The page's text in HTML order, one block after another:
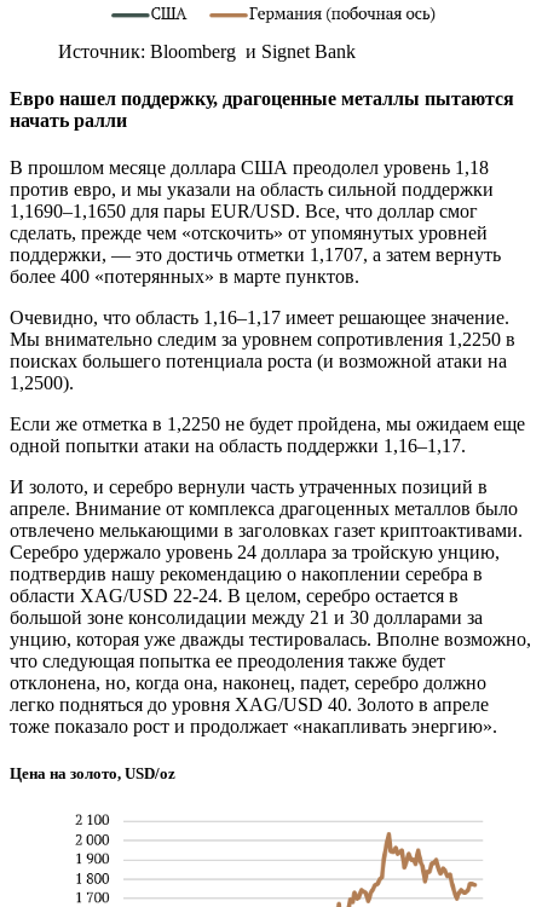
Источник: Bloomberg и Signet Bank
Евро нашел поддержку, драгоценные металлы пытаются
начать ралли
В прошлом месяце доллара США преодолел уровень 1,18
против евро, и мы указали на область сильной поддержки
1,1690–1,1650 для пары EUR/USD. Все, что доллар смог
сделать, прежде чем «отскочить» от упомянутых уровней
поддержки, — это достичь отметки 1,1707, а затем вернуть
более 400 «потерянных» в марте пунктов.
Очевидно, что область 1,16–1,17 имеет решающее значение.
Мы внимательно следим за уровнем сопротивления 1,2250 в
поисках большего потенциала роста (и возможной атаки на
1,2500).
Если же отметка в 1,2250 не будет пройдена, мы ожидаем еще
одной попытки атаки на область поддержки 1,16–1,17.
И золото, и серебро вернули часть утраченных позиций в
апреле. Внимание от комплекса драгоценных металлов было
отвлечено мелькающими в заголовках газет криптоактивами.
Серебро удержало уровень 24 доллара за тройскую унцию,
подтвердив нашу рекомендацию о накоплении серебра в
области XAG/USD 22-24. В целом, серебро остается в
большой зоне консолидации между 21 и 30 долларами за
унцию, которая уже дважды тестировалась. Вполне возможно,
что следующая попытка ее преодоления также будет
отклонена, но, когда она, наконец, падет, серебро должно
легко подняться до уровня XAG/USD 40. Золото в апреле
тоже показало рост и продолжает «накапливать энергию».
Цена на золото, USD/oz